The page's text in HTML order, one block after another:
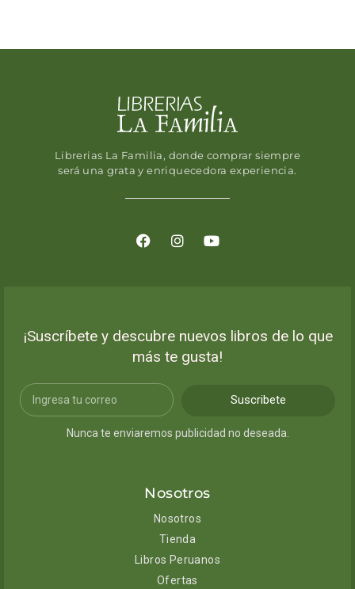
Librerias La Familia, donde comprar siempre
será una grata y enriquecedora experiencia.
¡Suscríbete y descubre nuevos libros de lo que
más te gusta!
Suscribete
Nunca te enviaremos publicidad no deseada.
Nosotros
Nosotros
Tienda
Libros Peruanos
Ofertas